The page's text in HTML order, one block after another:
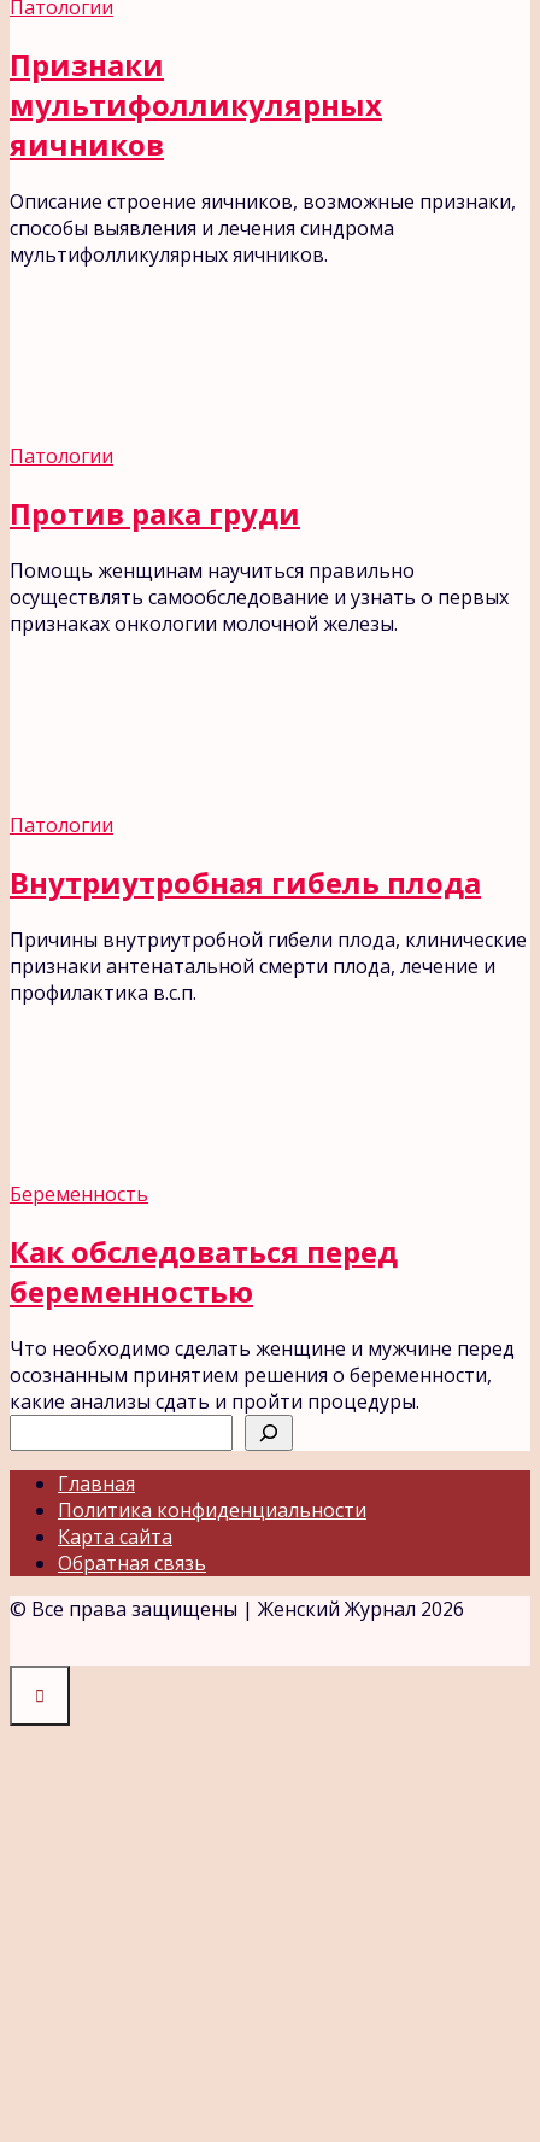
Патологии
Признаки
мультифолликулярных
яичников
Описание строение яичников, возможные признаки,
способы выявления и лечения синдрома
мультифолликулярных яичников.
Патологии
Против рака груди
Помощь женщинам научиться правильно
осуществлять самообследование и узнать о первых
признаках онкологии молочной железы.
Патологии
Внутриутробная гибель плода
Причины внутриутробной гибели плода, клинические
признаки антенатальной смерти плода, лечение и
профилактика в.с.п.
Беременность
Как обследоваться перед
беременностью
Что необходимо сделать женщине и мужчине перед
осознанным принятием решения о беременности,
какие анализы сдать и пройти процедуры.
Главная
Политика конфиденциальности
Карта сайта
Обратная связь
© Все права защищены | Женский Журнал 2026